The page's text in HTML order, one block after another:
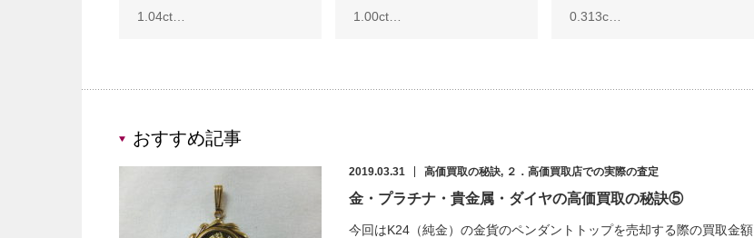
1.04ct…
1.00ct…
0.313c…
おすすめ記事
2019.03.31 高価買取の秘訣, ２．高価買取店での実際の査定
金・プラチナ・貴金属・ダイヤの高価買取の秘訣⑤
今回はK24（純金）の金貨のペンダントトップを売却する際の買取金額